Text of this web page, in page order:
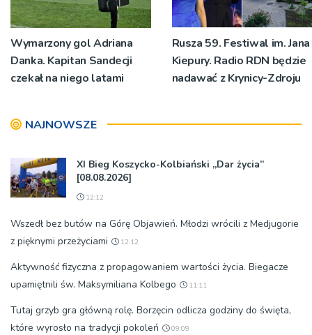
Wymarzony gol Adriana
Danka. Kapitan Sandecji
czekał na niego latami
Rusza 59. Festiwal im. Jana
Kiepury. Radio RDN będzie
nadawać z Krynicy-Zdroju
NAJNOWSZE
XI Bieg Koszycko-Kolbiański „Dar życia”
[08.08.2026]
12:12
Wszedł bez butów na Górę Objawień. Młodzi wrócili z Medjugorie
z pięknymi przeżyciami
12:12
Aktywność fizyczna z propagowaniem wartości życia. Biegacze
upamiętnili św. Maksymiliana Kolbego
11:11
Tutaj grzyb gra główną rolę. Borzęcin odlicza godziny do święta,
które wyrosło na tradycji pokoleń
09:09